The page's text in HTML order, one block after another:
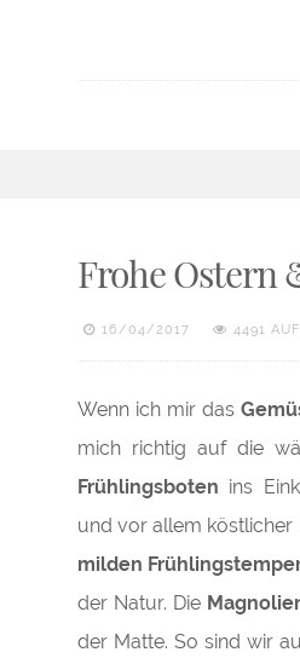
Frohe Ostern
16/04/2017 4491
Wenn ich mir das
mich richtig auf die
Frühlingsboten ins
und vor allem köstlicher
milden
der Natur. Die
der Matte. So sind wir